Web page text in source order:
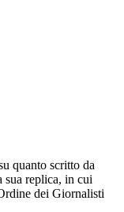
quanto scritto da
sua replica, in cui
dei Giornalisti